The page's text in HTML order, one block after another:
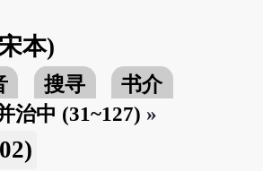
本)
搜寻
书介
治中 (31~127) »